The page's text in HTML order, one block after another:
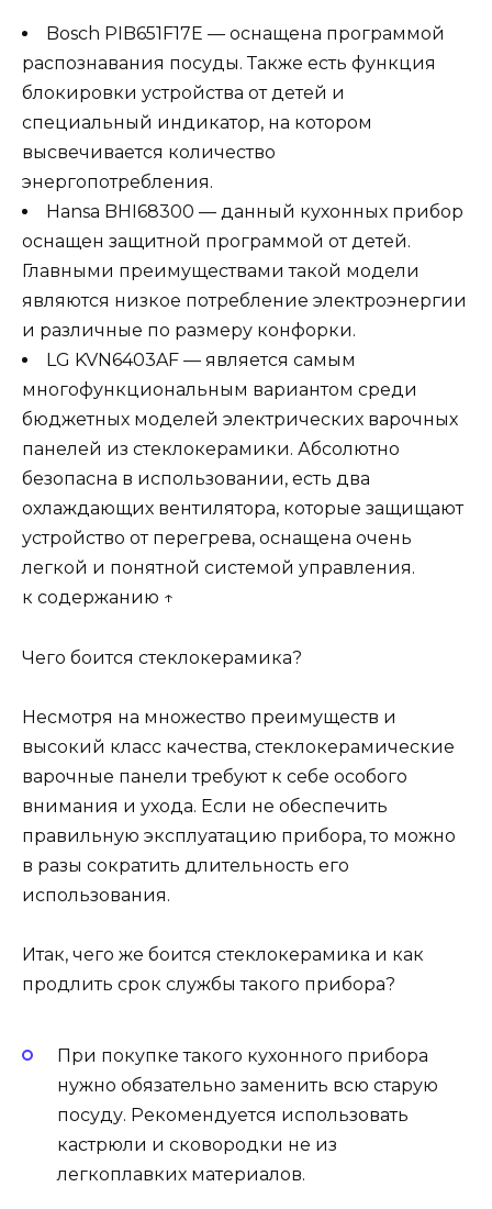
Bosch PIB651F17E — оснащена программой
распознавания посуды. Также есть функция
блокировки устройства от детей и
специальный индикатор, на котором
высвечивается количество
энергопотребления.
Hansa BHI68300 — данный кухонных прибор
оснащен защитной программой от детей.
Главными преимуществами такой модели
являются низкое потребление электроэнергии
и различные по размеру конфорки.
LG KVN6403AF — является самым
многофункциональным вариантом среди
бюджетных моделей электрических варочных
панелей из стеклокерамики. Абсолютно
безопасна в использовании, есть два
охлаждающих вентилятора, которые защищают
устройство от перегрева, оснащена очень
легкой и понятной системой управления.
к содержанию ↑
Чего боится стеклокерамика?
Несмотря на множество преимуществ и
высокий класс качества, стеклокерамические
варочные панели требуют к себе особого
внимания и ухода. Если не обеспечить
правильную эксплуатацию прибора, то можно
в разы сократить длительность его
использования.
Итак, чего же боится стеклокерамика и как
продлить срок службы такого прибора?
При покупке такого кухонного прибора
нужно обязательно заменить всю старую
посуду. Рекомендуется использовать
кастрюли и сковородки не из
легкоплавких материалов.